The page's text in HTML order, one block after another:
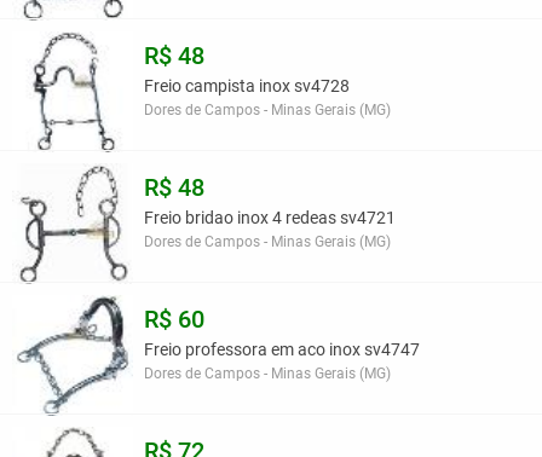
R$ 48
Freio campista inox sv4728
Dores de Campos - Minas Gerais (MG)
R$ 48
Freio bridao inox 4 redeas sv4721
Dores de Campos - Minas Gerais (MG)
R$ 60
Freio professora em aco inox sv4747
Dores de Campos - Minas Gerais (MG)
R$ 72